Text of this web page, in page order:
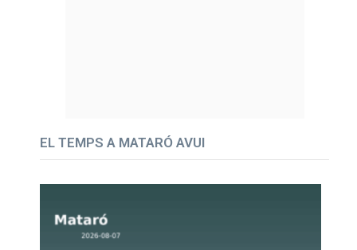
EL TEMPS A MATARÓ AVUI